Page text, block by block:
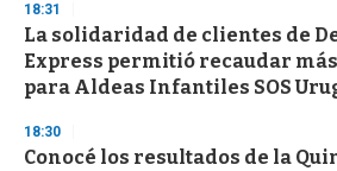
18:31
La solidaridad de clientes de
Express permitió recaudar
para Aldeas Infantiles SOS
18:30
Conocé los resultados de la